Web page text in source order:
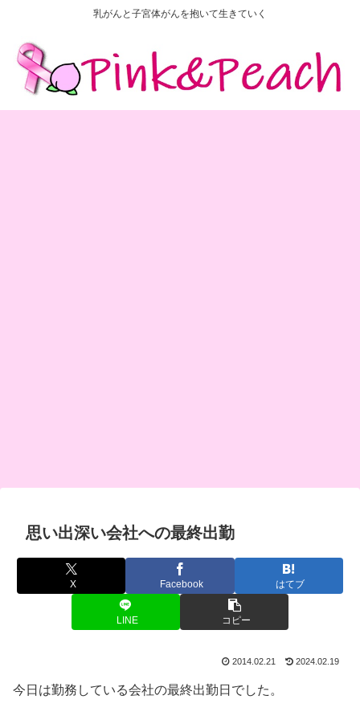
乳がんと子宮体がんを抱いて生きていく
思い出深い会社への最終出勤
X Facebook はてブ
LINE コピー
2014.02.21 2024.02.19
今日は勤務している会社の最終出勤日でした。